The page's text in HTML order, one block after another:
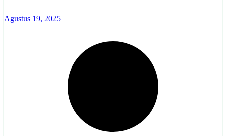
Agustus 19, 2025